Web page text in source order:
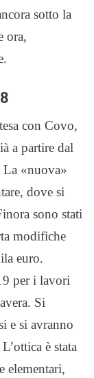
sotto la
ora,
con Covo,
a partire dal
La «nuova»
dove si
sono stati
modifiche
euro.
per i lavori
Si
e si avranno
è stata
elementari,